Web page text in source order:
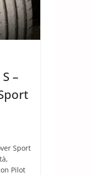
–
Sport
Pilot